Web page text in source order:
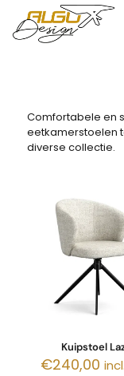
Comfortabele en
eetkamerstoelen
diverse collectie.
Kuipstoel
€240,00